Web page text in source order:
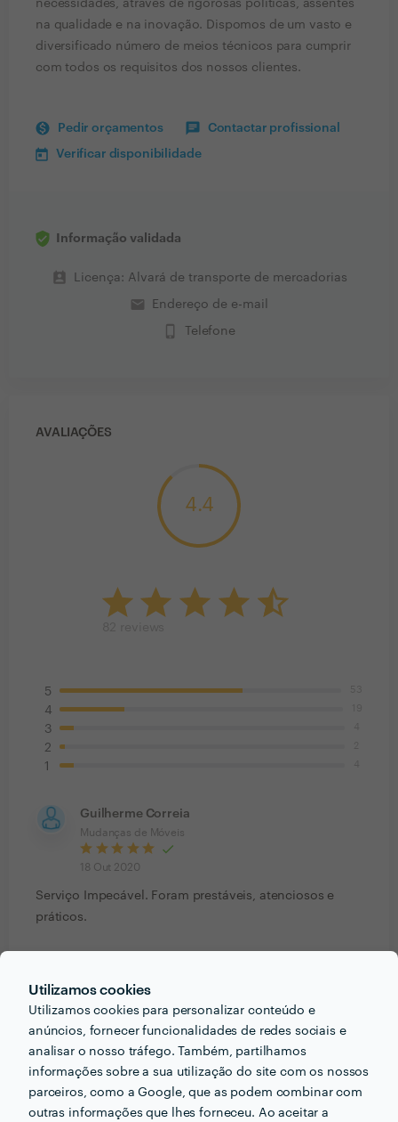
Utilizamos cookies
Utilizamos cookies para personalizar conteúdo e
anúncios, fornecer funcionalidades de redes sociais e
analisar o nosso tráfego. Também, partilhamos
informações sobre a sua utilização do site com os nossos
parceiros, como a Google, que as podem combinar com
outras informações que lhes forneceu. Ao aceitar a
necessidades, através de rigorosas políticas, assentes
na qualidade e na inovação. Dispomos de um vasto e
diversificado número de meios técnicos para cumprir
com todos os requisitos dos nossos clientes.
Pedir orçamentos Contactar profissional
Verificar disponibilidade
Informação validada
perm_contact_calendar Licença: Alvará de transporte de mercadorias
email Endereço de e-mail
phone_iphone Telefone
AVALIAÇÕES
4.4
5
4
3
2
1
Guilherme Correia
Mudanças de Móveis
18 Out 2020
Serviço Impecável. Foram prestáveis, atenciosos e
práticos.
Transporte de Electrodomésticos
Excelentes profissionais e serviço.
José Pires
Mudanças de Móveis